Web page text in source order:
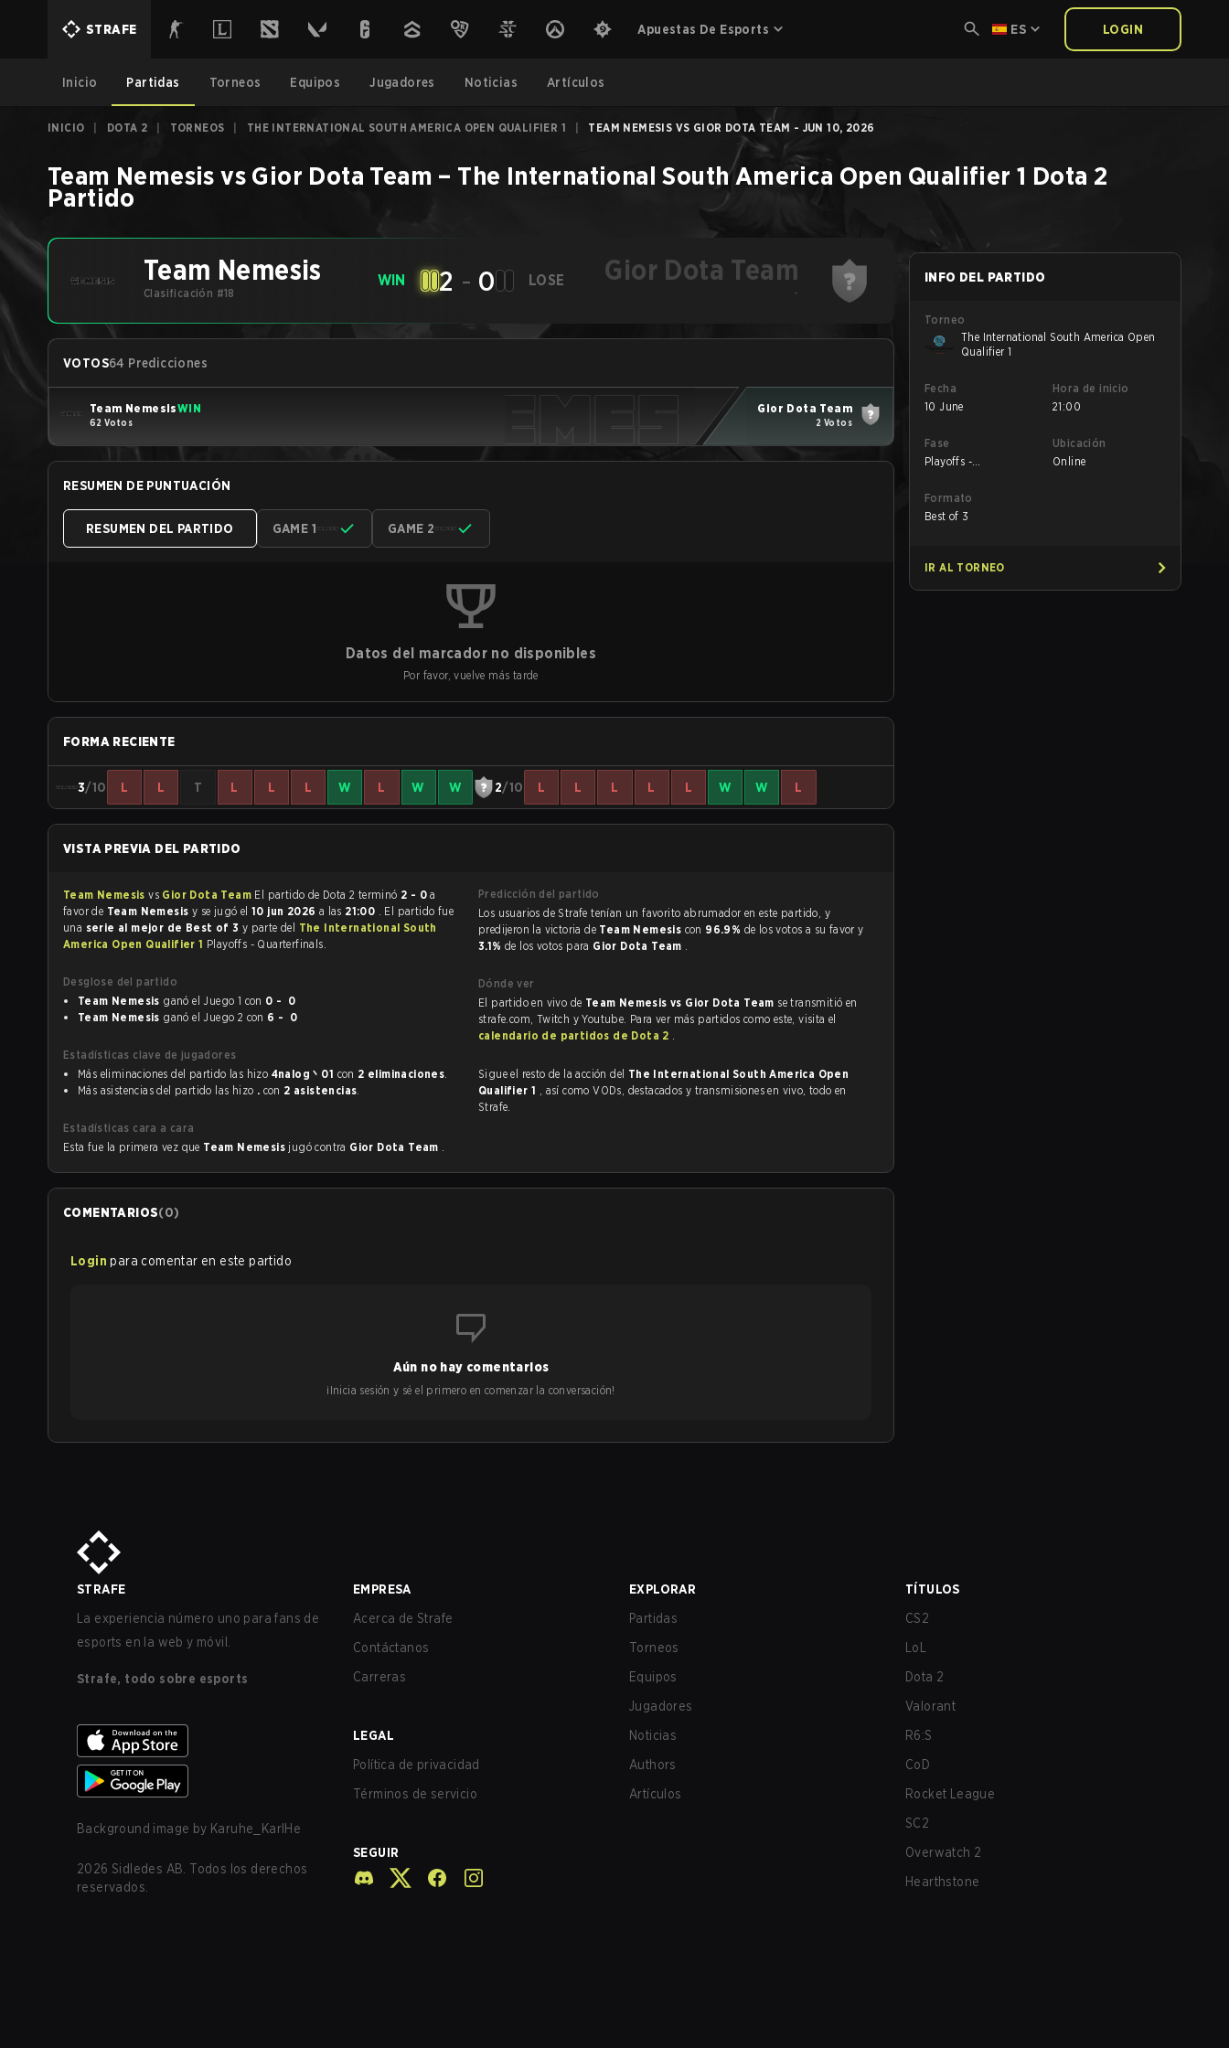
STRAFE Apuestas De Esports ES LOGIN
Inicio Partidas Torneos Equipos Jugadores Noticias Artículos
INICIO DOTA 2 TORNEOS THE INTERNATIONAL SOUTH AMERICA OPEN QUALIFIER 1 TEAM NEMESIS VS GIOR DOTA TEAM - JUN 10, 2026
Team Nemesis vs Gior Dota Team – The International South America Open Qualifier 1 Dota 2
Partido
Team Nemesis
Clasificación #18
WIN 2 - 0 LOSE Gior Dota Team
-
VOTOS64 Predicciones
Team NemesisWIN
62 Votos
Gior Dota Team
2 Votos
RESUMEN DE PUNTUACIÓN
RESUMEN DEL PARTIDO GAME 1 GAME 2
Datos del marcador no disponibles
Por favor, vuelve más tarde
FORMA RECIENTE
3/10 L L T L L L W L W W 2/10 L L L L L W W L
VISTA PREVIA DEL PARTIDO
Team Nemesisvs Gior Dota Team El partido de Dota 2 terminó 2 - 0a
favor de Team Nemesis y se jugó el 10 jun 2026 a las 21:00 . El partido fue
una serie al mejor de Best of 3 y parte del The International South
America Open Qualifier 1 Playoffs - Quarterfinals.
Desglose del partido
Team Nemesis
ganó el Juego 1 con
0 - 0
Team Nemesis
ganó el Juego 2 con 6 - 0
Estadísticas clave de jugadores
Más eliminaciones del partido las hizo 4nalog丶01 con 2 eliminaciones.
Más asistencias del partido las hizo . con 2 asistencias.
Estadísticas cara a cara
Esta fue la primera vez que Team Nemesis jugó contra Gior Dota Team .
Predicción del partido
Los usuarios de Strafe tenían un favorito abrumador en este partido, y
predijeron la victoria de Team Nemesis con 96.9% de los votos a su favor y
3.1% de los votos para Gior Dota Team .
Dónde ver
El partido en vivo de Team Nemesis vs Gior Dota Team se transmitió en
strafe.com, Twitch y Youtube. Para ver más partidos como este, visita el
calendario de partidos de Dota 2 .
Sigue el resto de la acción del The International South America Open
Qualifier 1 , así como VODs, destacados y transmisiones en vivo, todo en
Strafe.
COMENTARIOS(0)
Login para comentar en este partido
Aún no hay comentarios
¡Inicia sesión y sé el primero en comenzar la conversación!
INFO DEL PARTIDO
Torneo
The International South America Open
Qualifier 1
Fecha
10 June
Hora de inicio
21:00
Fase
Playoffs -
Ubicación
Online
Formato
Best of 3
IR AL TORNEO
STRAFE
La experiencia número uno para fans de
esports en la web y móvil.
Strafe, todo sobre esports
Background image by Karuhe_KarlHe
2026 Sidledes AB. Todos los derechos
reservados.
EMPRESA
Acerca de Strafe
Contáctanos
Carreras
LEGAL
Política de privacidad
Términos de servicio
SEGUIR
EXPLORAR
Partidas
Torneos
Equipos
Jugadores
Noticias
Authors
Artículos
TÍTULOS
CS2
LoL
Dota 2
Valorant
R6:S
CoD
Rocket League
SC2
Overwatch 2
Hearthstone